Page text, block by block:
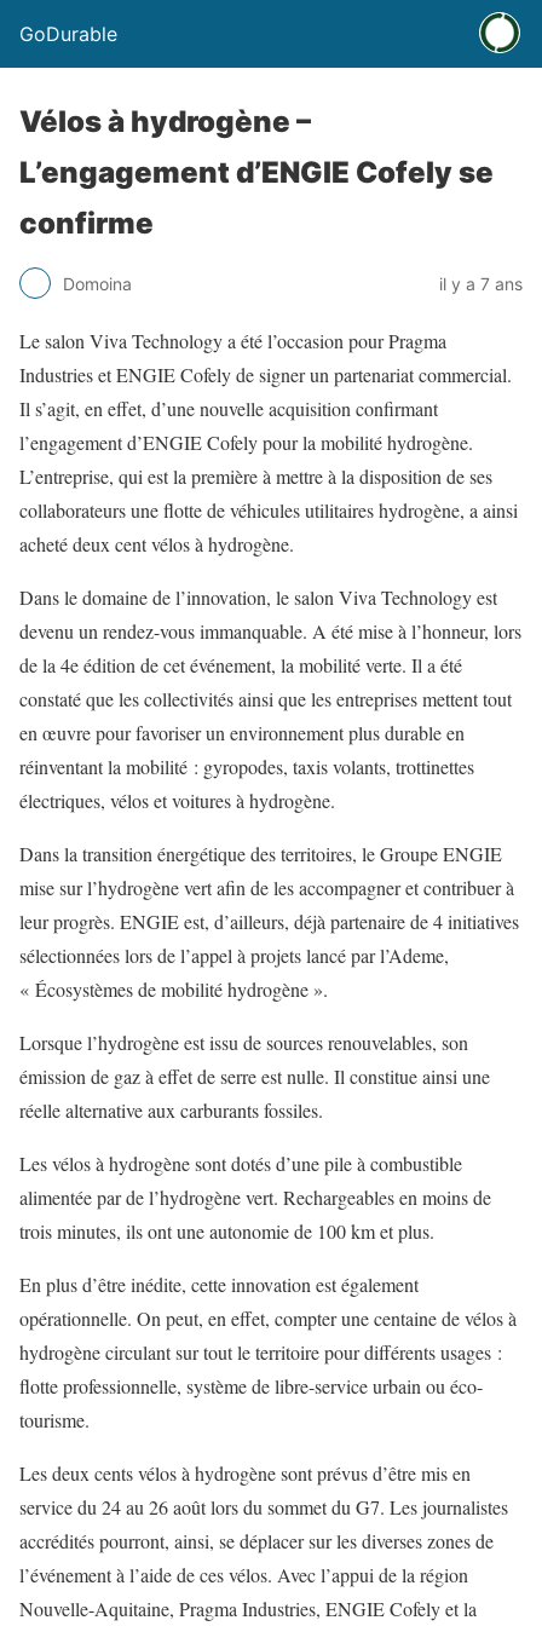
GoDurable
Vélos à hydrogène –
L’engagement d’ENGIE Cofely se
confirme
Domoina il y a 7 ans
Le salon Viva Technology a été l’occasion pour Pragma
Industries et ENGIE Cofely de signer un partenariat commercial.
Il s’agit, en effet, d’une nouvelle acquisition confirmant
l’engagement d’ENGIE Cofely pour la mobilité hydrogène.
L’entreprise, qui est la première à mettre à la disposition de ses
collaborateurs une flotte de véhicules utilitaires hydrogène, a ainsi
acheté deux cent vélos à hydrogène.
Dans le domaine de l’innovation, le salon Viva Technology est
devenu un rendez-vous immanquable. A été mise à l’honneur, lors
de la 4e édition de cet événement, la mobilité verte. Il a été
constaté que les collectivités ainsi que les entreprises mettent tout
en œuvre pour favoriser un environnement plus durable en
réinventant la mobilité : gyropodes, taxis volants, trottinettes
électriques, vélos et voitures à hydrogène.
Dans la transition énergétique des territoires, le Groupe ENGIE
mise sur l’hydrogène vert afin de les accompagner et contribuer à
leur progrès. ENGIE est, d’ailleurs, déjà partenaire de 4 initiatives
sélectionnées lors de l’appel à projets lancé par l’Ademe,
« Écosystèmes de mobilité hydrogène ».
Lorsque l’hydrogène est issu de sources renouvelables, son
émission de gaz à effet de serre est nulle. Il constitue ainsi une
réelle alternative aux carburants fossiles.
Les vélos à hydrogène sont dotés d’une pile à combustible
alimentée par de l’hydrogène vert. Rechargeables en moins de
trois minutes, ils ont une autonomie de 100 km et plus.
En plus d’être inédite, cette innovation est également
opérationnelle. On peut, en effet, compter une centaine de vélos à
hydrogène circulant sur tout le territoire pour différents usages :
flotte professionnelle, système de libre-service urbain ou éco-
tourisme.
Les deux cents vélos à hydrogène sont prévus d’être mis en
service du 24 au 26 août lors du sommet du G7. Les journalistes
accrédités pourront, ainsi, se déplacer sur les diverses zones de
l’événement à l’aide de ces vélos. Avec l’appui de la région
Nouvelle-Aquitaine, Pragma Industries, ENGIE Cofely et la